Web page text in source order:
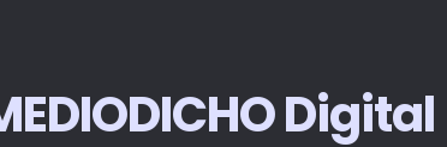
Digital